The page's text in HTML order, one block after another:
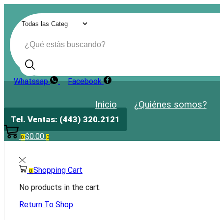
Whatssap Facebook
Inicio ¿Quiénes somos?
Tel. Ventas: (443) 320.2121
0$0.00 0
0 Shopping Cart
No products in the cart.
Return To Shop